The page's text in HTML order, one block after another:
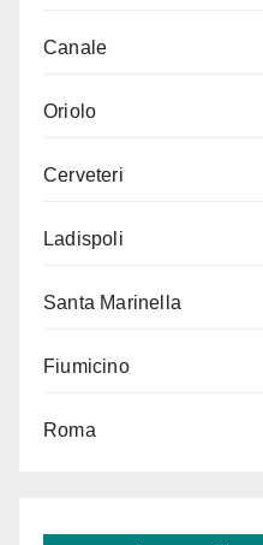
Canale
Oriolo
Cerveteri
Ladispoli
Santa Marinella
Fiumicino
Roma